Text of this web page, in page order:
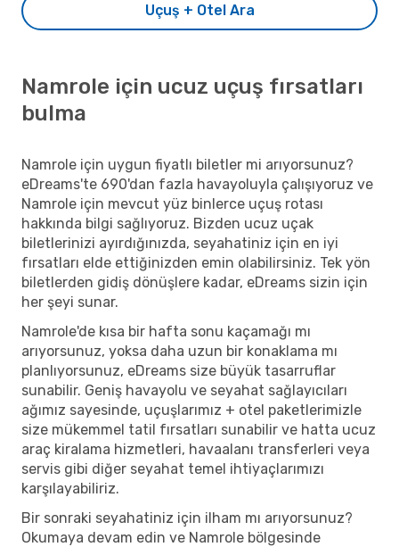
Uçuş + Otel Ara
Namrole için ucuz uçuş fırsatları
bulma
Namrole için uygun fiyatlı biletler mi arıyorsunuz?
eDreams'te 690'dan fazla havayoluyla çalışıyoruz ve
Namrole için mevcut yüz binlerce uçuş rotası
hakkında bilgi sağlıyoruz. Bizden ucuz uçak
biletlerinizi ayırdığınızda, seyahatiniz için en iyi
fırsatları elde ettiğinizden emin olabilirsiniz. Tek yön
biletlerden gidiş dönüşlere kadar, eDreams sizin için
her şeyi sunar.
Namrole'de kısa bir hafta sonu kaçamağı mı
arıyorsunuz, yoksa daha uzun bir konaklama mı
planlıyorsunuz, eDreams size büyük tasarruflar
sunabilir. Geniş havayolu ve seyahat sağlayıcıları
ağımız sayesinde, uçuşlarımız + otel paketlerimizle
size mükemmel tatil fırsatları sunabilir ve hatta ucuz
araç kiralama hizmetleri, havaalanı transferleri veya
servis gibi diğer seyahat temel ihtiyaçlarımızı
karşılayabiliriz.
Bir sonraki seyahatiniz için ilham mı arıyorsunuz?
Okumaya devam edin ve Namrole bölgesinde